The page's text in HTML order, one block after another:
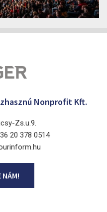
völgy 35.
Nonprofit Kft.
Zs.u.9.
20 378 0514
NÁM!